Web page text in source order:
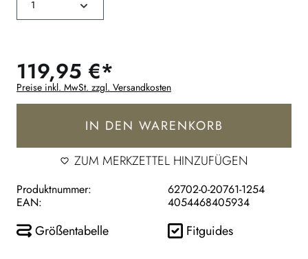
119,95 €*
Preise inkl. MwSt. zzgl. Versandkosten
IN DEN WARENKORB
ZUM MERKZETTEL HINZUFÜGEN
Produktnummer:
62702-0-20761-1254
EAN:
4054468405934
Größentabelle Fitguides